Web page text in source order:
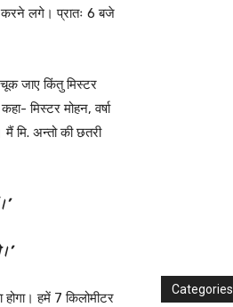
करने लगे। प्रातः 6 बजे
जाए किंतु मिस्टर
मिस्टर मोहन, वर्षा
मि. अन्तो की छतरी
हमें 7 किलोमीटर
Categories